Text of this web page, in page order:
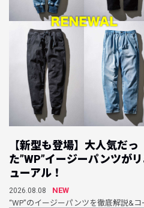
【新型も登場】大人気だっ
た”WP”イージーパンツが
ューアル！
2026.08.08
NEW
“WP”のイージーパンツを徹底解説&コ